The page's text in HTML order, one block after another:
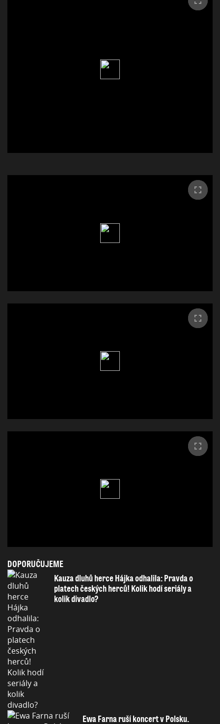
DOPORUČUJEME
Kauza dluhů herce Hájka odhalila: Pravda o
platech českých herců! Kolik hodí seriály a
kolik divadlo?
Ewa Farna ruší koncert v Polsku.